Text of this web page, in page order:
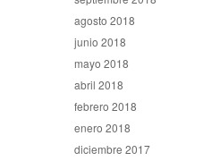
agosto 2018
junio 2018
mayo 2018
abril 2018
febrero 2018
enero 2018
diciembre 2017